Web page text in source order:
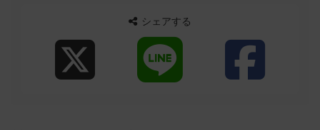
シェアする